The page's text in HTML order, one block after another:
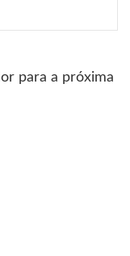
para a próxima